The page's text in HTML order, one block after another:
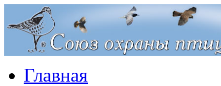
Главная